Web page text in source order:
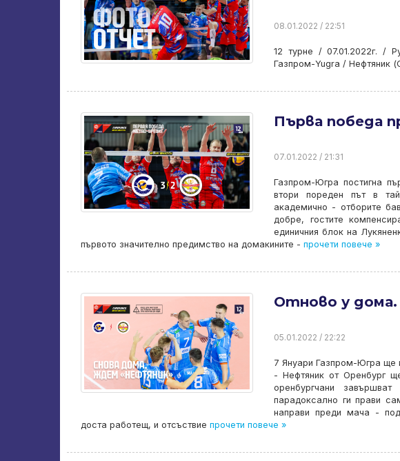
08.01.2022 / 22:51
12 турне / 07.01.2022г. /
Газпром-Yugra / Нефтяник
Първа победа
07.01.2022 / 21:31
Газпром-Югра постигна
втори пореден път в
академично - отборите
добре, гостите
единичния блок на
първото значително предимство на домакините - прочети повече »
Отново у дома.
05.01.2022 / 22:22
7 Януари Газпром-Югра ще
- Нефтяник от Оренбург
оренбургчани
парадоксално ги прави
направи преди мача -
доста работещ, и отсъствие прочети повече »